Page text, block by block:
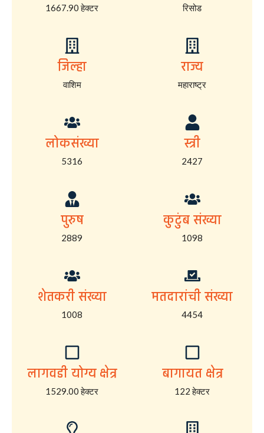
1667.90 हेक्टर रिसोड
जिल्हा
वाशिम
राज्य
महाराष्ट्र
लोकसंख्या
5316
स्त्री
2427
पुरुष
2889
कुटुंब संख्या
1098
शेतकरी संख्या
1008
मतदारांची संख्या
4454
लागवडी योग्य क्षेत्र
1529.00 हेक्टर
बागायत क्षेत्र
122 हेक्टर